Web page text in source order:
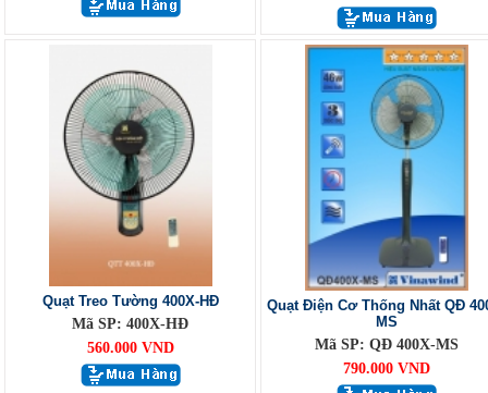
Quạt Treo Tường 400X-HĐ
Mã SP: 400X-HĐ
560.000 VND
Quạt Điện Cơ Thống Nhất QĐ
MS
Mã SP: QĐ 400X-MS
790.000 VND